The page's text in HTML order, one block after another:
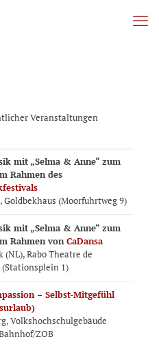
Veranstaltungen
mit „Selma & Anne“ zum
Rahmen des
Goldbekhaus (Moorfuhrtweg 9)
mit „Selma & Anne“ zum
Rahmen vonCaDansa
(NL), Rabo Theatre de
Stationsplein 1)
– Selbst-Mitgefühl
Volkshochschulgebäude
ZOB